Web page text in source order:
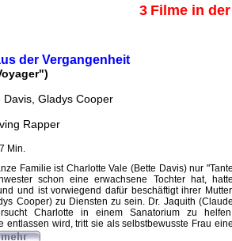
3 Filme in
der Vergangenheit
Davis, Gladys Cooper
Rapper
Min.
Familie ist Charlotte Vale (Bette Davis) nur "Tante
schon eine erwachsene Tochter hat, hatte
und ist vorwiegend dafür beschäftigt ihrer
Cooper) zu Diensten zu sein. Dr. Jaquith (Claude
Charlotte in einem Sanatorium zu
entlassen wird, tritt sie als selbstbewusste Frau eine